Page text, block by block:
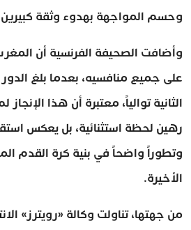
وحسم المواجهة بهدوء وثقة
وأضافت الصحيفة الفرنسية أن
على جميع منافسيه، بعدما بلغ الدور
الثانية توالياً، معتبرة أن هذا
رهين لحظة استثنائية، بل يعكس
وتطوراً واضحاً في بنية كرة القدم
الأخيرة.
من جهتها، تناولت وكالة «رويترز»